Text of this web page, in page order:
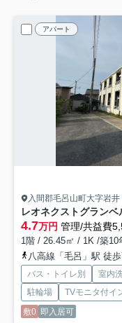
アパート
入間郡毛呂山町大字岩井
レオネクストグラン
4.7万円 管理/共益費
1階 / 26.45㎡ / 1K /築10
八高線「毛呂」駅 徒
バス・トイレ別 室内
駐輪場
TVモニタ付イ
敷0 即入居可